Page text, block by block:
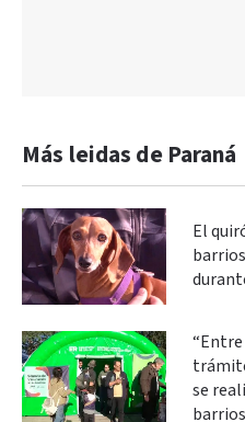
Más leidas de Paraná
El
“Entre
se